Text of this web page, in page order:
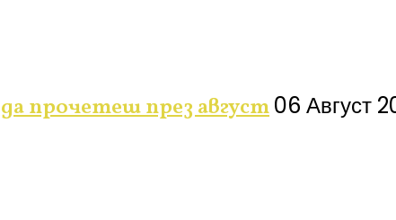
прочетеш през август06 Август